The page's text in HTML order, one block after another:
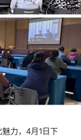
力，4月1日下